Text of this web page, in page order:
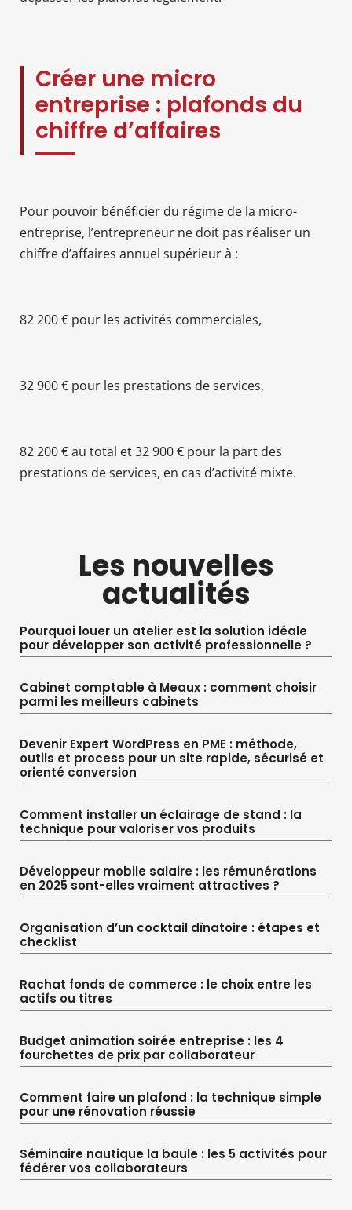
Créer une micro
entreprise : plafonds du
chiffre d’affaires
Pour pouvoir bénéficier du régime de la micro-
entreprise, l’entrepreneur ne doit pas réaliser un
chiffre d’affaires annuel supérieur à :
82 200 € pour les activités commerciales,
32 900 € pour les prestations de services,
82 200 € au total et 32 900 € pour la part des
prestations de services, en cas d’activité mixte.
Les nouvelles
actualités
Pourquoi louer un atelier est la solution idéale
pour développer son activité professionnelle ?
Cabinet comptable à Meaux : comment choisir
parmi les meilleurs cabinets
Devenir Expert WordPress en PME : méthode,
outils et process pour un site rapide, sécurisé et
orienté conversion
Comment installer un éclairage de stand : la
technique pour valoriser vos produits
Développeur mobile salaire : les rémunérations
en 2025 sont-elles vraiment attractives ?
Organisation d’un cocktail dînatoire : étapes et
checklist
Rachat fonds de commerce : le choix entre les
actifs ou titres
Budget animation soirée entreprise : les 4
fourchettes de prix par collaborateur
Comment faire un plafond : la technique simple
pour une rénovation réussie
Séminaire nautique la baule : les 5 activités pour
fédérer vos collaborateurs